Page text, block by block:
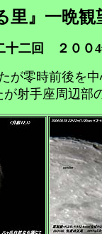
里』一晩観
十二回 ２００4
が零時前後を
が射手座周辺部